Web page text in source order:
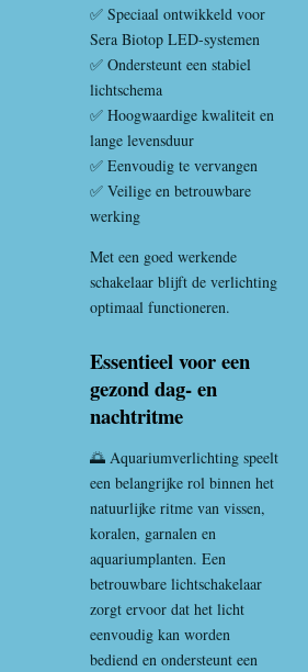
✅ Speciaal ontwikkeld voor
Sera Biotop LED-systemen
✅ Ondersteunt een stabiel
lichtschema
✅ Hoogwaardige kwaliteit en
lange levensduur
✅ Eenvoudig te vervangen
✅ Veilige en betrouwbare
werking
Met een goed werkende
schakelaar blijft de verlichting
optimaal functioneren.
Essentieel voor een
gezond dag- en
nachtritme
🌅 Aquariumverlichting speelt
een belangrijke rol binnen het
natuurlijke ritme van vissen,
koralen, garnalen en
aquariumplanten. Een
betrouwbare lichtschakelaar
zorgt ervoor dat het licht
eenvoudig kan worden
bediend en ondersteunt een